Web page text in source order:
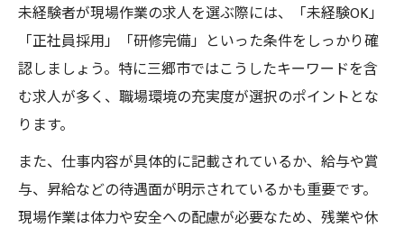
未経験者が現場作業の求人を選ぶ際には、「未経験OK」
「正社員採用」「研修完備」といった条件をしっかり確
認しましょう。特に三郷市ではこうしたキーワードを含
む求人が多く、職場環境の充実度が選択のポイントとな
ります。
また、仕事内容が具体的に記載されているか、給与や賞
与、昇給などの待遇面が明示されているかも重要です。
現場作業は体力や安全への配慮が必要なため、残業や休